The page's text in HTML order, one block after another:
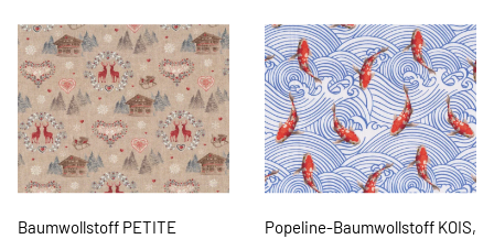
Baumwollstoff PETITE
Popeline-Baumwollstoff KOIS,